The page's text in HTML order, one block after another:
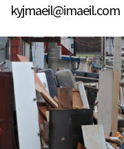
kyjmaeil@imaeil.com